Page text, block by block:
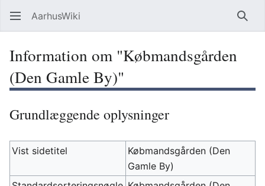
AarhusWiki Søg
Information om "Købmandsgården
(Den Gamle By)"
Grundlæggende oplysninger
Vist sidetitel
Købmandsgården (Den
Gamle By)